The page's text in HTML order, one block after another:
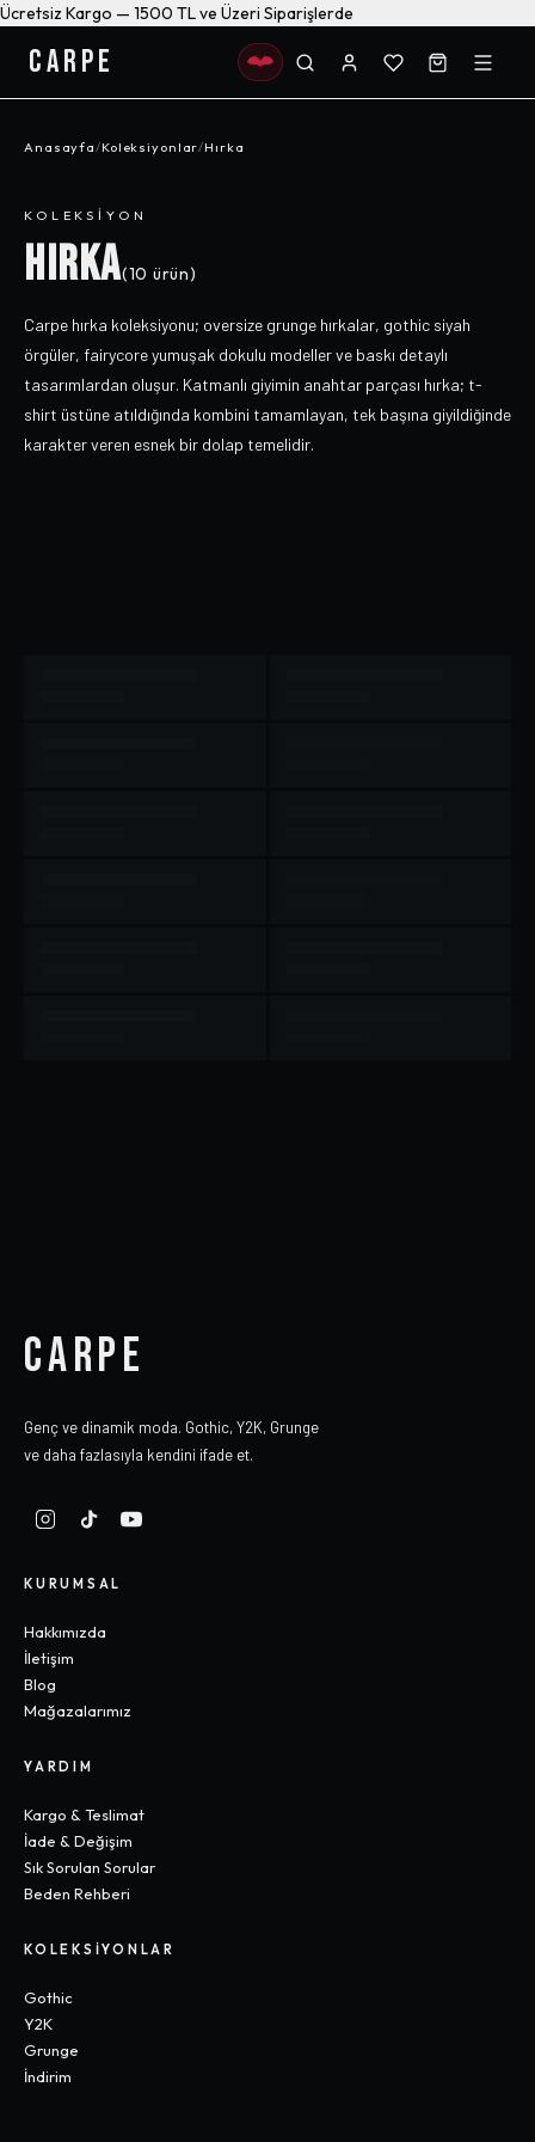
Ücretsiz Kargo — 1500 TL ve Üzeri Siparişlerde
CARPE
Anasayfa/Koleksiyonlar/Hırka
KOLEKSIYON
HIRKA(10 ürün)
Carpe hırka koleksiyonu; oversize grunge hırkalar, gothic siyah
örgüler, fairycore yumuşak dokulu modeller ve baskı detaylı
tasarımlardan oluşur. Katmanlı giyimin anahtar parçası hırka; t-
shirt üstüne atıldığında kombini tamamlayan, tek başına giyildiğinde
karakter veren esnek bir dolap temelidir.
CARPE
Genç ve dinamik moda. Gothic, Y2K, Grunge
ve daha fazlasıyla kendini ifade et.
KURUMSAL
Hakkımızda
İletişim
Blog
Mağazalarımız
YARDIM
Kargo & Teslimat
İade & Değişim
Sık Sorulan Sorular
Beden Rehberi
KOLEKSIYONLAR
Gothic
Y2K
Grunge
İndirim